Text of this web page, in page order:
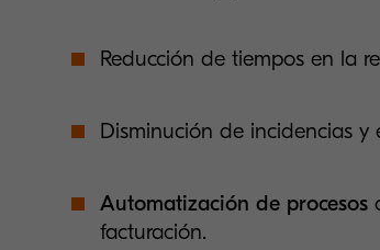
Reducción de tiempos en la
Disminución de incidencias y
Automatización de procesos
facturación.